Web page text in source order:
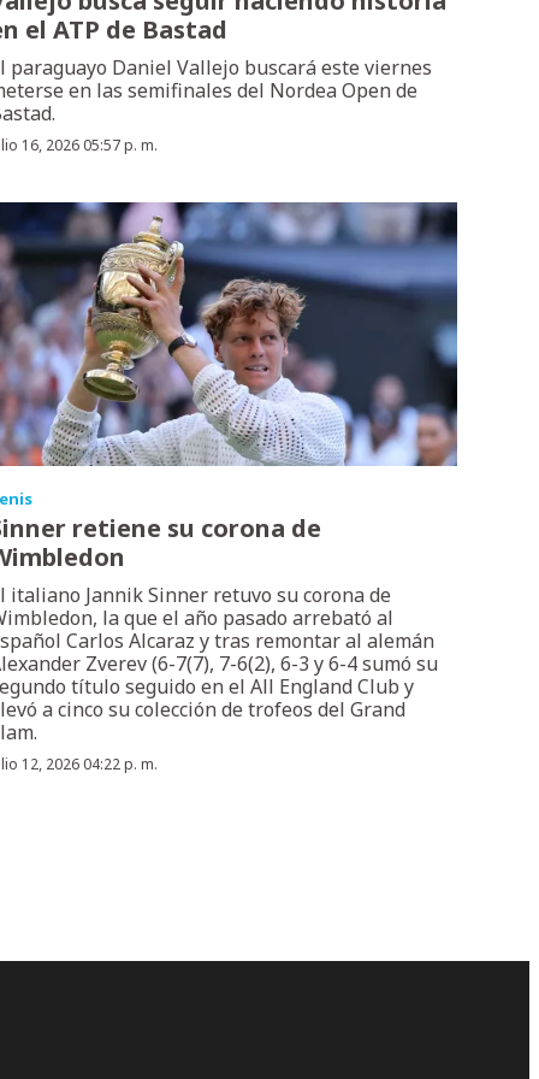
el ATP de Bastad
paraguayo Daniel Vallejo buscará este viernes
en las semifinales del Nordea Open de
16, 2026 05:57 p. m.
retiene su corona de
italiano Jannik Sinner retuvo su corona de
la que el año pasado arrebató al
Carlos Alcaraz y tras remontar al alemán
Zverev (6-7(7), 7-6(2), 6-3 y 6-4 sumó su
título seguido en el All England Club y
a cinco su colección de trofeos del Grand
12, 2026 04:22 p. m.